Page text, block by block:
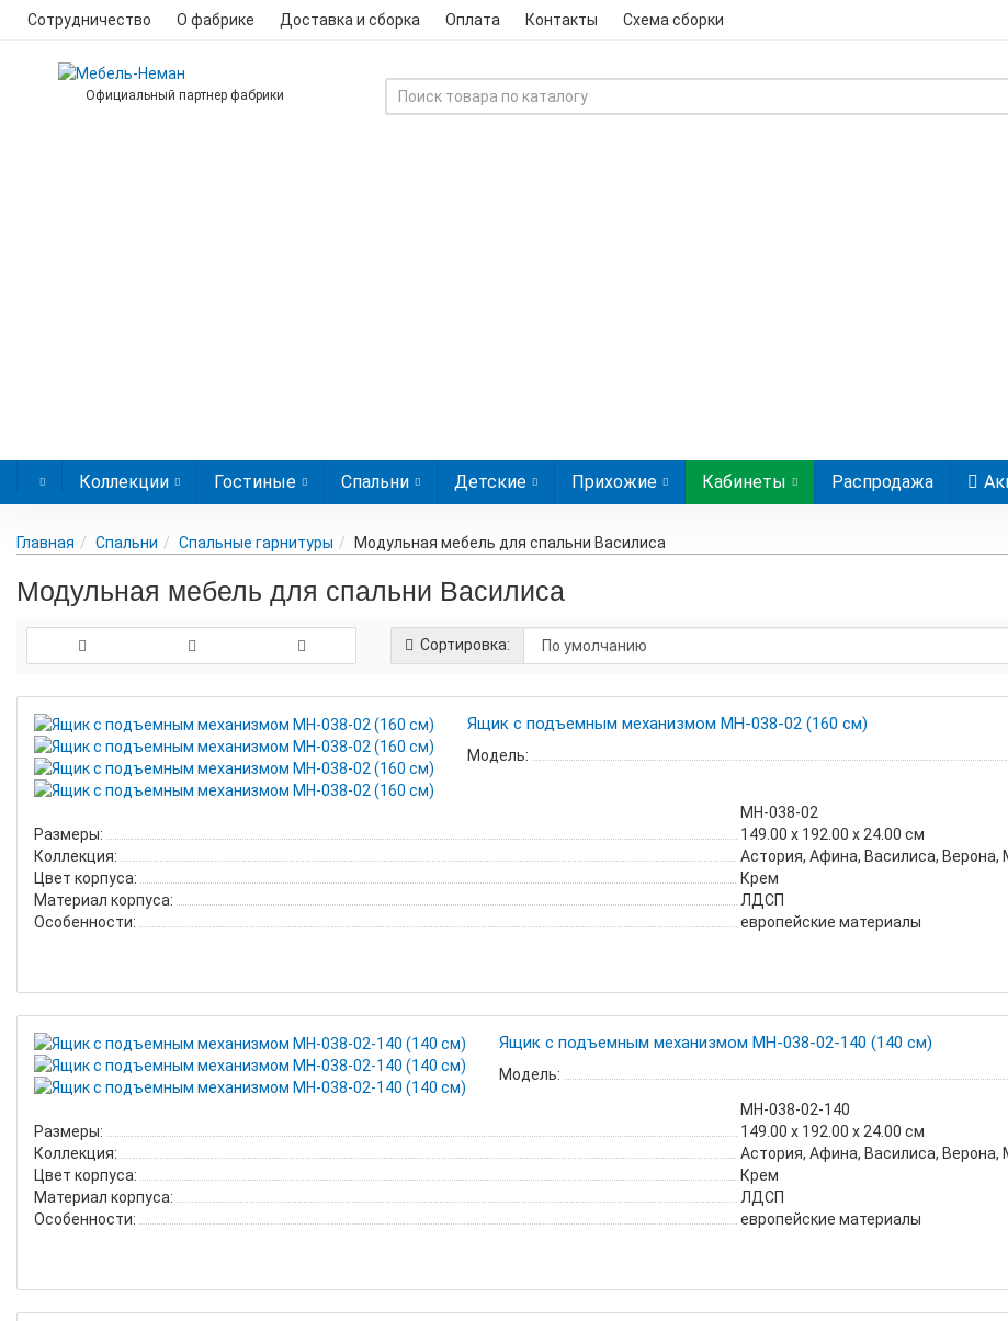
Сотрудничество О фабрике Доставка и сборка Оплата Контакты Схема сборки
Официальный партнер фабрики
Коллекции Гостиные Спальни Детские Прихожие Кабинеты Распродажа
Главная Спальни Спальные гарнитуры Модульная мебель для спальни Василиса
Модульная мебель для спальни Василиса
Сортировка:
Ящик с подъемным механизмом МН-038-02 (160 см)
Модель:
МН-038-02
Размеры:
149.00 х 192.00 х 24.00 см
Коллекция:
Астория, Афина, Василиса,
Цвет корпуса:
Крем
Материал корпуса:
ЛДСП
Особенности:
европейские материалы
Ящик с подъемным механизмом МН-038-02-140 (140 см)
Модель:
МН-038-02-140
Размеры:
149.00 х 192.00 х 24.00 см
Коллекция:
Астория, Афина, Василиса,
Цвет корпуса:
Крем
Материал корпуса:
ЛДСП
Особенности:
европейские материалы